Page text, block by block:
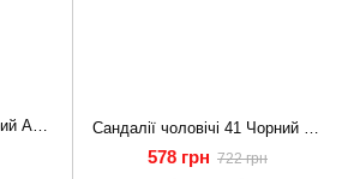
Сандалії чоловічі 41 Сірий ABA (713327-41)
578 грн 722 грн